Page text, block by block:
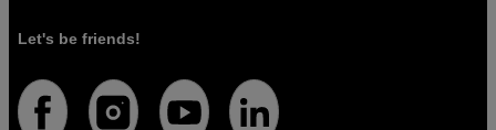
Let's be friends!